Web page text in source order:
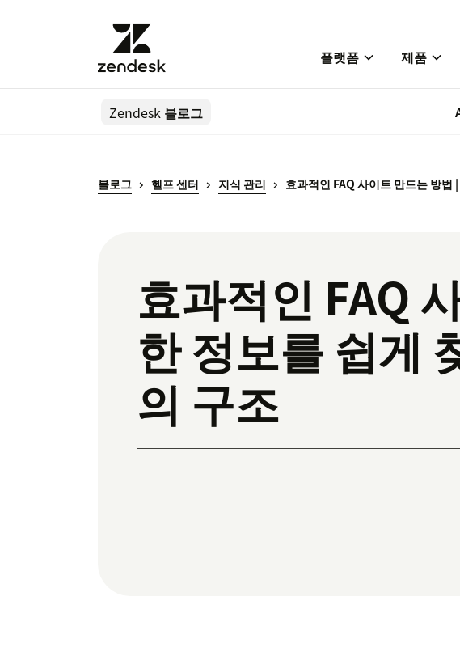
플랫폼 제품
Zendesk 블로그
블로그 헬프 센터 지식 관리 효과적인 FAQ 사이트 만드는 방법
효과적인 FAQ
한 정보를 쉽게
의 구조